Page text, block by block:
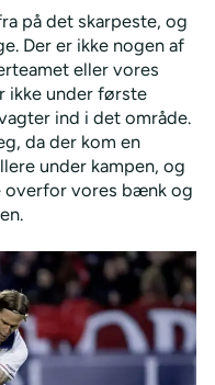
på det skarpeste, og
Der er ikke nogen af
eller vores
ikke under første
ind i det område.
da der kom en
under kampen, og
overfor vores bænk og